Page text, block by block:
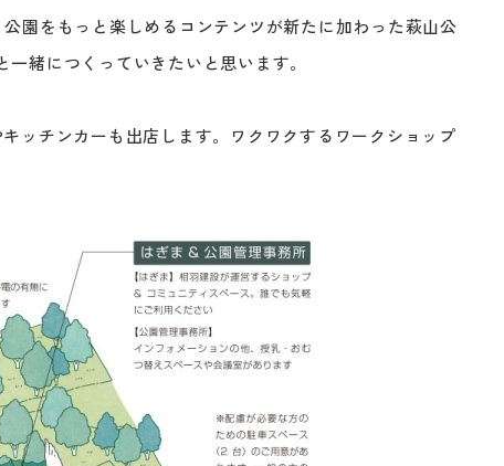
園をもっと楽しめるコンテンツが新たに加わった萩山公
緒につくっていきたいと思います。
ッチンカーも出店します。ワクワクするワークショップ